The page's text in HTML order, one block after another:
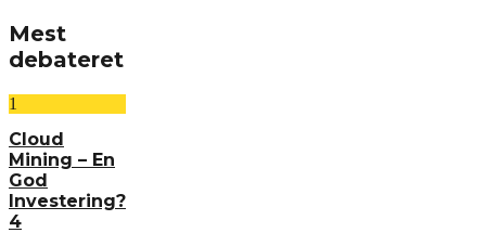
Mest
debateret
1
Cloud
Mining – En
God
Investering?
4